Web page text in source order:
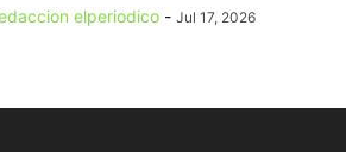
elperiodico - Jul 17, 2026